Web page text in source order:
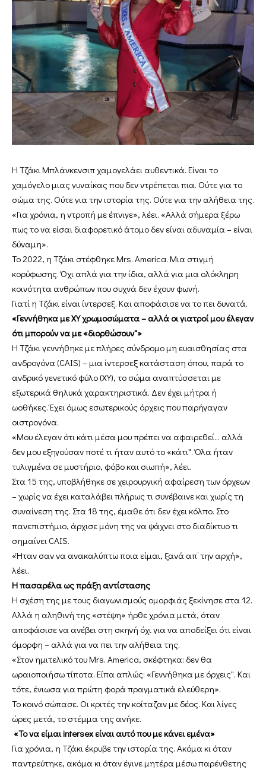
Η Τζάκι Μπλάνκενσιπ χαμογελάει αυθεντικά. Είναι το
χαμόγελο μιας γυναίκας που δεν ντρέπεται πια. Ούτε για το
σώμα της. Ούτε για την ιστορία της. Ούτε για την αλήθεια της.
«Για χρόνια, η ντροπή με έπνιγε», λέει. «Αλλά σήμερα ξέρω
πως το να είσαι διαφορετικό άτομο δεν είναι αδυναμία – είναι
δύναμη».
Το 2022, η Τζάκι στέφθηκε Mrs. America. Μια στιγμή
κορύφωσης. Όχι απλά για την ίδια, αλλά για μια ολόκληρη
κοινότητα ανθρώπων που συχνά δεν έχουν φωνή.
Γιατί η Τζάκι είναι ίντερσεξ. Και αποφάσισε να το πει δυνατά.
«Γεννήθηκα με XY χρωμοσώματα – αλλά οι γιατροί μου έλεγαν
ότι μπορούν να με «διορθώσουν"»
Η Τζάκι γεννήθηκε με πλήρες σύνδρομο μη ευαισθησίας στα
ανδρογόνα (CAIS) – μια ίντερσεξ κατάσταση όπου, παρά το
ανδρικό γενετικό φύλο (XY), το σώμα αναπτύσσεται με
εξωτερικά θηλυκά χαρακτηριστικά. Δεν έχει μήτρα ή
ωοθήκες. Έχει όμως εσωτερικούς όρχεις που παρήγαγαν
οιστρογόνα.
«Μου έλεγαν ότι κάτι μέσα μου πρέπει να αφαιρεθεί… αλλά
δεν μου εξηγούσαν ποτέ τι ήταν αυτό το «κάτι". Όλα ήταν
τυλιγμένα σε μυστήριο, φόβο και σιωπή», λέει.
Στα 15 της, υποβλήθηκε σε χειρουργική αφαίρεση των όρχεων
– χωρίς να έχει καταλάβει πλήρως τι συνέβαινε και χωρίς τη
συναίνεση της. Στα 18 της, έμαθε ότι δεν έχει κόλπο. Στο
πανεπιστήμιο, άρχισε μόνη της να ψάχνει στο διαδίκτυο τι
σημαίνει CAIS.
«Ήταν σαν να ανακαλύπτω ποια είμαι, ξανά απ’ την αρχή»,
λέει.
Η πασαρέλα ως πράξη αντίστασης
Η σχέση της με τους διαγωνισμούς ομορφιάς ξεκίνησε στα 12.
Αλλά η αληθινή της «στέψη» ήρθε χρόνια μετά, όταν
αποφάσισε να ανέβει στη σκηνή όχι για να αποδείξει ότι είναι
όμορφη – αλλά για να πει την αλήθεια της.
«Στον ημιτελικό του Mrs. America, σκέφτηκα: δεν θα
ωραιοποιήσω τίποτα. Είπα απλώς: «Γεννήθηκα με όρχεις". Και
τότε, ένιωσα για πρώτη φορά πραγματικά ελεύθερη».
Το κοινό σώπασε. Οι κριτές την κοίταζαν με δέος. Και λίγες
ώρες μετά, το στέμμα της ανήκε.
«Το να είμαι intersex είναι αυτό που με κάνει εμένα»
Για χρόνια, η Τζάκι έκρυβε την ιστορία της. Ακόμα κι όταν
παντρεύτηκε, ακόμα κι όταν έγινε μητέρα μέσω παρένθετης